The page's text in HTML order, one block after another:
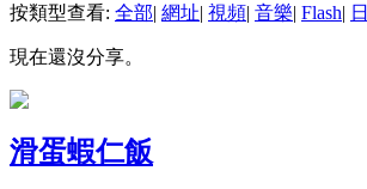
按類型查看: 全部| 網址| 視頻| 音樂| Flash|
現在還沒分享。
滑蛋蝦仁飯